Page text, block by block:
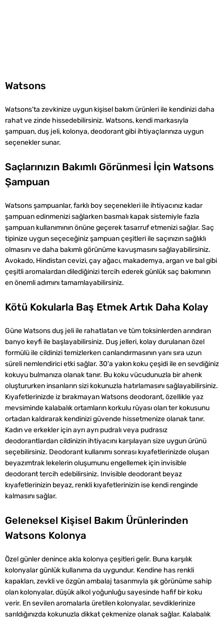
Watsons
Watsons'ta zevkinize uygun kişisel bakım ürünleri ile kendinizi daha
rahat ve zinde hissedebilirsiniz. Watsons, kendi markasıyla
şampuan, duş jeli, kolonya, ‌deodorant gibi ihtiyaçlarınıza uygun
seçenekler sunar.
Saçlarınızın Bakımlı Görünmesi İçin ‌Watsons
Şampuan
Watsons şampuanlar, farklı boy seçenekleri ile ihtiyacınız kadar
şampuan edinmenizi sağlarken basmalı kapak sistemiyle fazla
şampuan kullanımının önüne geçerek tasarruf etmenizi sağlar. Saç
‌tipinize uygun seçeceğiniz şampuan çeşitleri ile saçınızın sağlıklı
olmasını ve ‌daha bakımlı görünüme kavuşmasını sağlayabilirsiniz.
‌‌Avokado, Hindistan cevizi, çay ağacı, makademya, argan ve bal gibi
çeşitli aromalardan dilediğinizi tercih ederek günlük saç bakımının
en önemli adımını tamamlayabilirsiniz.
Kötü Kokularla Baş Etmek Artık Daha Kolay
Güne ‌Watsons duş jeli ile rahatlatan ve tüm toksinlerden arındıran
banyo keyfi ile başlayabilirsiniz. Duş jelleri, kolay durulanan özel
formülü ile cildinizi temizlerken canlandırmasının yanı sıra uzun
süreli nemlendirici etki sağlar. ‌30'a yakın koku çeşidi ile en sevdiğiniz
kokuyu bulmanıza olanak tanır. Bu koku ‌vücudunuzla bir ahenk
oluştururken insanların sizi kokunuzla hatırlamasını sağlayabilirsiniz.
Kıyafetlerinizde iz bırakmayan ‌Watsons deodorant, özellikle yaz
mevsiminde kalabalık ortamların korkulu rüyası olan ter kokusunu
ortadan kaldırarak kendinizi güvende hissetmenize olanak tanır.
Kadın ve erkekler için ayrı ayrı pudralı veya pudrasız
‌deodorantlardan cildinizin ihtiyacını karşılayan size uygun ürünü
seçebilirsiniz. Deodorant kullanımı sonrası kıyafetlerinizde oluşan
‌beyazımtrak lekelerin oluşumunu engellemek için invisible
‌deodorant tercih edebilirsiniz. ‌Invisible ‌deodorant beyaz
kıyafetlerinizin beyaz, renkli kıyafetlerinizin ise kendi renginde
kalmasını sağlar.
Geleneksel Kişisel Bakım Ürünlerinden
‌Watsons Kolonya
Özel günler denince akla kolonya çeşitleri gelir. Buna karşılık
‌kolonyalar günlük kullanıma da uygundur. Kendine has renkli
kapakları, zevkli ve özgün ambalaj tasarımıyla şık görünüme sahip
olan kolonyalar, düşük alkol yoğunluğu sayesinde hafif bir koku
verir. En sevilen aromalarla üretilen kolonyalar, sevdiklerinize
sarıldığınızda kokunuzla dikkat çekmenize olanak sağlar. Kalabalık